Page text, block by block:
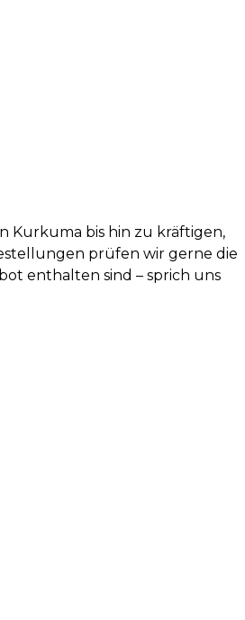
Kurkuma bis hin zu kräftigen,
prüfen wir gerne die
enthalten sind – sprich uns